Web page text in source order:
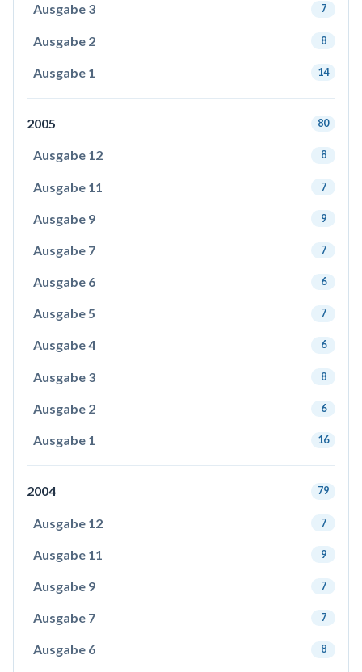
Ausgabe 3 7
Ausgabe 2 8
Ausgabe 1 14
2005 80
Ausgabe 12 8
Ausgabe 11 7
Ausgabe 9 9
Ausgabe 7 7
Ausgabe 6 6
Ausgabe 5 7
Ausgabe 4 6
Ausgabe 3 8
Ausgabe 2 6
Ausgabe 1 16
2004 79
Ausgabe 12 7
Ausgabe 11 9
Ausgabe 9 7
Ausgabe 7 7
Ausgabe 6 8